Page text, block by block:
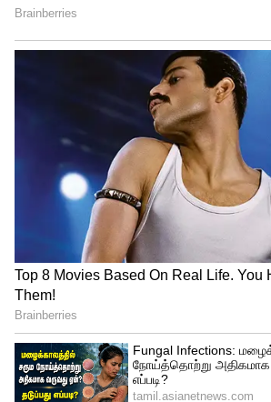
Image Credit : Istock
மகரம்
மகர ராசிக்காரங்க ஒழுக்கம்,
இலட்சியம் இதுக்குதான்
முக்கியத்துவம்
இவங்களுக்கு நேரம்
தேவையில்லாத மீட்டிங்,
பதிலா, வேலையை
கவனம் செலுத்துவாங்க.